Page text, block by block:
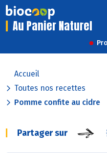
Au Panier Naturel
Accueil
Toutes nos recettes
Pomme confite au cidre
Partager sur